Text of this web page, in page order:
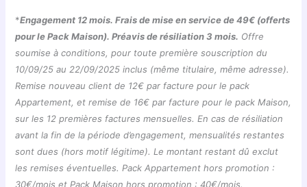
*Engagement 12 mois. Frais de mise en service de 49€ (offerts
pour le Pack Maison). Préavis de résiliation 3 mois. Offre
soumise à conditions, pour toute première souscription du
10/09/25 au 22/09/2025 inclus (même titulaire, même adresse).
Remise nouveau client de 12€ par facture pour le pack
Appartement, et remise de 16€ par facture pour le pack Maison,
sur les 12 premières factures mensuelles. En cas de résiliation
avant la fin de la période d’engagement, mensualités restantes
sont dues (hors motif légitime). Le montant restant dû exclut
les remises éventuelles. Pack Appartement hors promotion :
30€/mois et Pack Maison hors promotion : 40€/mois.